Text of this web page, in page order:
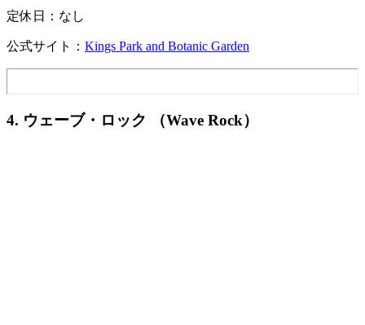
定休日：なし
公式サイト： Kings Park and Botanic Garden
4. ウェーブ・ロック （Wave Rock）